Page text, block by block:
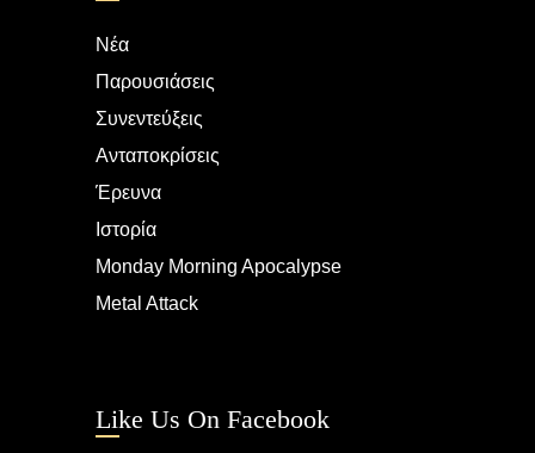
Νέα
Παρουσιάσεις
Συνεντεύξεις
Ανταποκρίσεις
Έρευνα
Ιστορία
Monday Morning Apocalypse
Metal Attack
Like Us On Facebook